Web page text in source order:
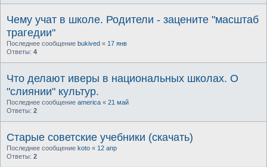
Чему учат в школе. Родители - зацените "масштаб
трагедии"
Последнее сообщение bukived « 17 янв
Ответы: 4
Что делают иверы в национальных школах. О
"слиянии" культур.
Последнее сообщение america « 21 май
Ответы: 2
Старые советские учебники (скачать)
Последнее сообщение koto « 12 апр
Ответы: 2